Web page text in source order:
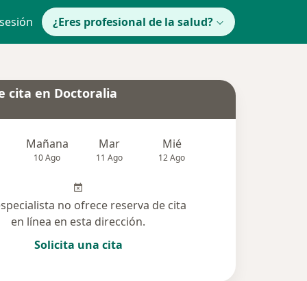
¿Eres profesional de la salud?
cita en Doctoralia
Mañana
10 Ago
Mar
11 Ago
Mié
12 Ago
no ofrece reserva de cita
en línea en esta dirección.
Solicita una cita